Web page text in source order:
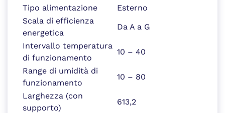
Tipo alimentazione
Esterno
Scala di efficienza
energetica
Da A a G
Intervallo temperatura
di funzionamento
10 – 40
Range di umidità di
funzionamento
10 – 80
Larghezza (con
supporto)
613,2